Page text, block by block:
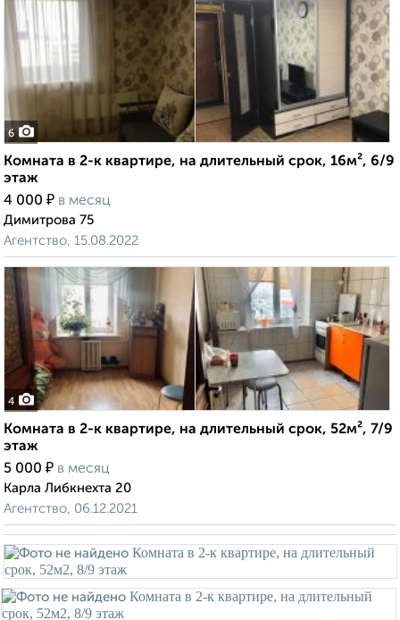
6
Комната в 2-к квартире, на длительный срок, 16м², 6/9
этаж
4 000 ₽ в месяц
Димитрова 75
Агентство, 15.08.2022
4
Комната в 2-к квартире, на длительный срок, 52м², 7/9
этаж
5 000 ₽ в месяц
Карла Либкнехта 20
Агентство, 06.12.2021